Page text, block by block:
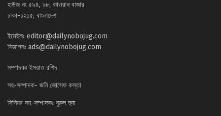
হাউজ নং ৫৯৪, ৯৮, কাওরান বাজার
ঢাকা-১২১৫, বাংলাদেশ
ইমেইলঃ editor@dailynobojug.com
বিজ্ঞাপনঃ ads@dailynobojug.com
সম্পাদকঃ ইসরাত রশিদ
সহ-সম্পাদক- জনি জোসেফ কস্তা
সিনিয়র সহ-সম্পাদকঃ নুরুল হুদা